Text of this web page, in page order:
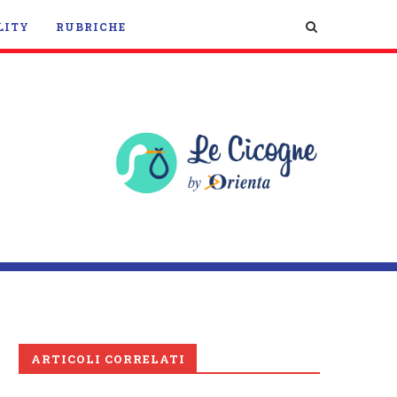
RUBRICHE
ARTICOLI CORRELATI